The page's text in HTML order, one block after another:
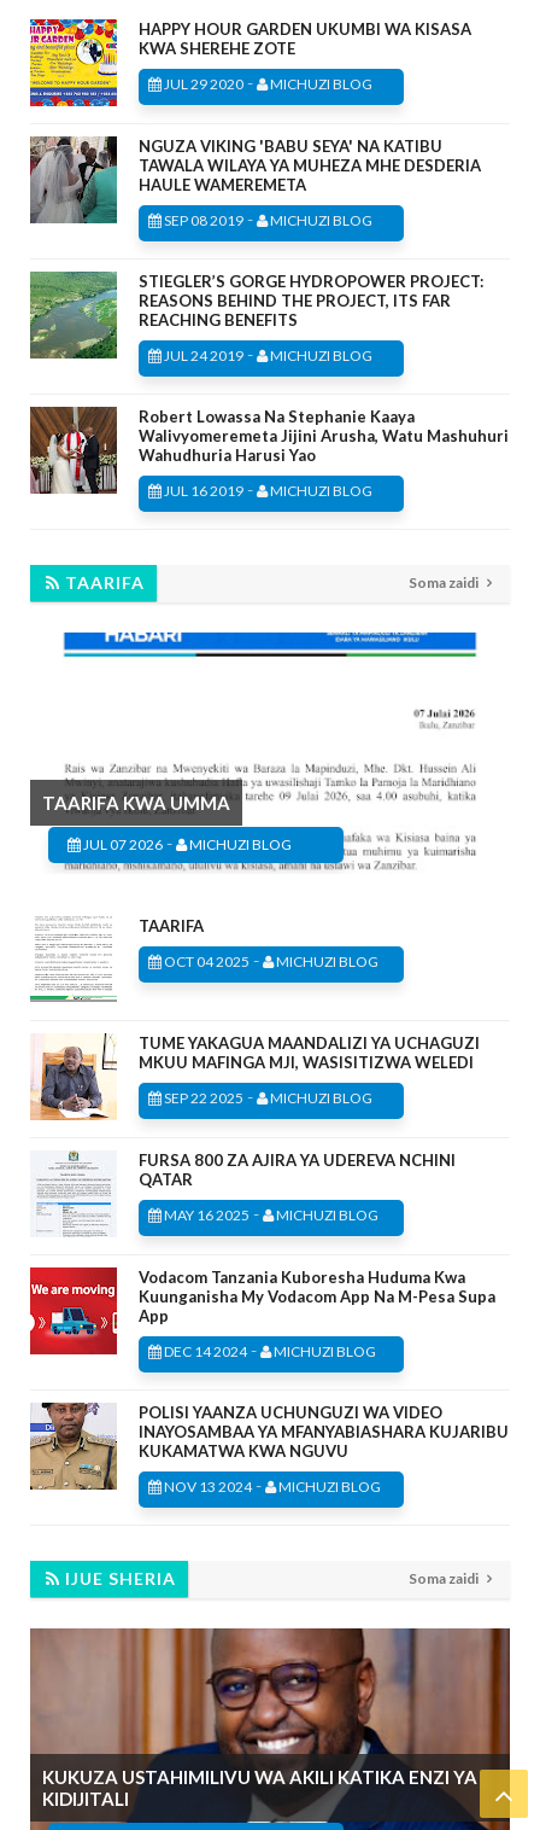
HAPPY HOUR GARDEN UKUMBI WA KISASA
KWA SHEREHE ZOTE
JUL 29 2020 - MICHUZI BLOG
NGUZA VIKING 'BABU SEYA' NA KATIBU
TAWALA WILAYA YA MUHEZA MHE DESDERIA
HAULE WAMEREMETA
SEP 08 2019 - MICHUZI BLOG
STIEGLER’S GORGE HYDROPOWER PROJECT:
REASONS BEHIND THE PROJECT, ITS FAR
REACHING BENEFITS
JUL 24 2019 - MICHUZI BLOG
Robert Lowassa Na Stephanie Kaaya
Walivyomeremeta Jijini Arusha, Watu Mashuhuri
Wahudhuria Harusi Yao
JUL 16 2019 - MICHUZI BLOG
TAARIFA Soma zaidi
TAARIFA KWA UMMA
JUL 07 2026 - MICHUZI BLOG
TAARIFA
OCT 04 2025 - MICHUZI BLOG
TUME YAKAGUA MAANDALIZI YA UCHAGUZI
MKUU MAFINGA MJI, WASISITIZWA WELEDI
SEP 22 2025 - MICHUZI BLOG
FURSA 800 ZA AJIRA YA UDEREVA NCHINI
QATAR
MAY 16 2025 - MICHUZI BLOG
Vodacom Tanzania Kuboresha Huduma Kwa
Kuunganisha My Vodacom App Na M-Pesa Supa
App
DEC 14 2024- MICHUZI BLOG
POLISI YAANZA UCHUNGUZI WA VIDEO
INAYOSAMBAA YA MFANYABIASHARA KUJARIBU
KUKAMATWA KWA NGUVU
NOV 13 2024- MICHUZI BLOG
IJUE SHERIA Soma zaidi
KUKUZA USTAHIMILIVU WA AKILI KATIKA ENZI YA
KIDIJITALI